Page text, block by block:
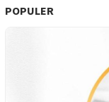
POPULER